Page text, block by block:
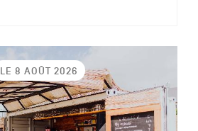
LE 8 AOÛT 2026